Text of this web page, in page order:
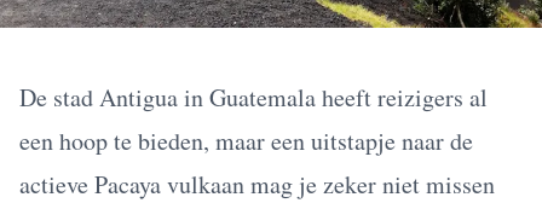
De stad Antigua in Guatemala heeft reizigers al
een hoop te bieden, maar een uitstapje naar de
actieve Pacaya vulkaan mag je zeker niet missen